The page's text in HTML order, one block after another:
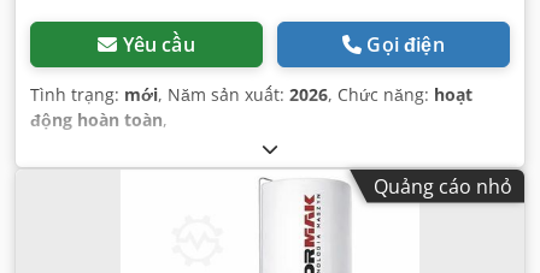
Yêu cầu Gọi điện
Tình trạng: mới, Năm sản xuất: 2026, Chức năng: hoạt
động hoàn toàn,
Quảng cáo nhỏ